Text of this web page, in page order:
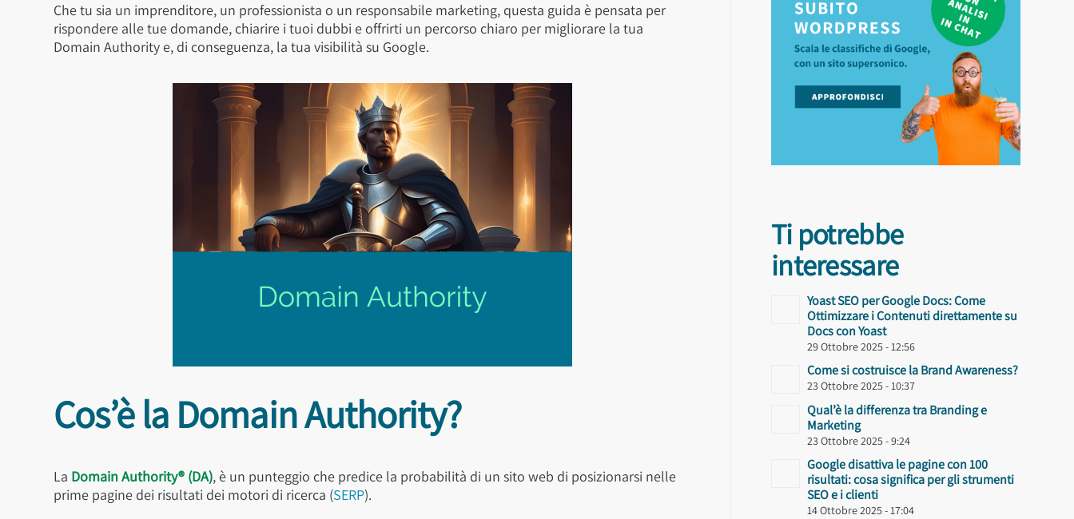
Che tu sia un imprenditore, un professionista o un responsabile marketing, questa guida è pensata per
rispondere alle tue domande, chiarire i tuoi dubbi e offrirti un percorso chiaro per migliorare la tua
Domain Authority e, di conseguenza, la tua visibilità su Google.
Cos’è la Domain Authority?
La Domain Authority® (DA), è un punteggio che predice la probabilità di un sito web di posizionarsi nelle
prime pagine dei risultati dei motori di ricerca (SERP).
Ti potrebbe
interessare
Yoast SEO per Google Docs: Come
Ottimizzare i Contenuti direttamente su
Docs con Yoast
29 Ottobre 2025 - 12:56
Come si costruisce la Brand Awareness?
23 Ottobre 2025 - 10:37
Qual’è la differenza tra Branding e
Marketing
23 Ottobre 2025 - 9:24
Google disattiva le pagine con 100
risultati: cosa significa per gli strumenti
SEO e i clienti
14 Ottobre 2025 - 17:04